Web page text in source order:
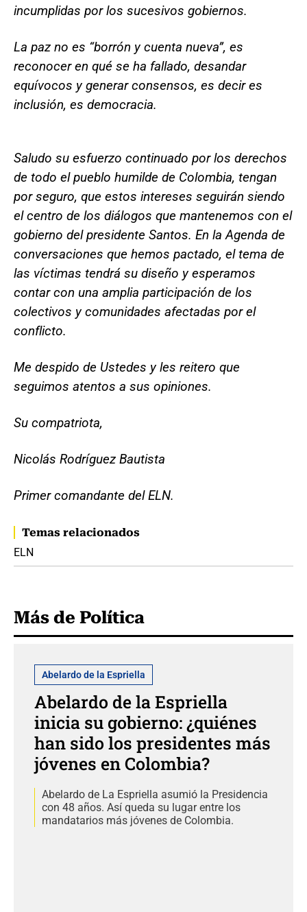
incumplidas por los sucesivos gobiernos.
La paz no es “borrón y cuenta nueva”, es
reconocer en qué se ha fallado, desandar
equívocos y generar consensos, es decir es
inclusión, es democracia.
Saludo su esfuerzo continuado por los derechos
de todo el pueblo humilde de Colombia, tengan
por seguro, que estos intereses seguirán siendo
el centro de los diálogos que mantenemos con el
gobierno del presidente Santos. En la Agenda de
conversaciones que hemos pactado, el tema de
las víctimas tendrá su diseño y esperamos
contar con una amplia participación de los
colectivos y comunidades afectadas por el
conflicto.
Me despido de Ustedes y les reitero que
seguimos atentos a sus opiniones.
Su compatriota,
Nicolás Rodríguez Bautista
Primer comandante del ELN.
Temas relacionados
ELN
Más de Política
Abelardo de la Espriella
Abelardo de la Espriella
inicia su gobierno: ¿quiénes
han sido los presidentes más
jóvenes en Colombia?
Abelardo de La Espriella asumió la Presidencia
con 48 años. Así queda su lugar entre los
mandatarios más jóvenes de Colombia.